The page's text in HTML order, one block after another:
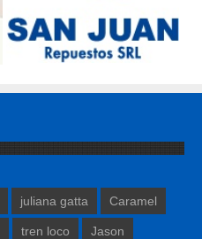
juliana gatta Caramel
tren loco Jason